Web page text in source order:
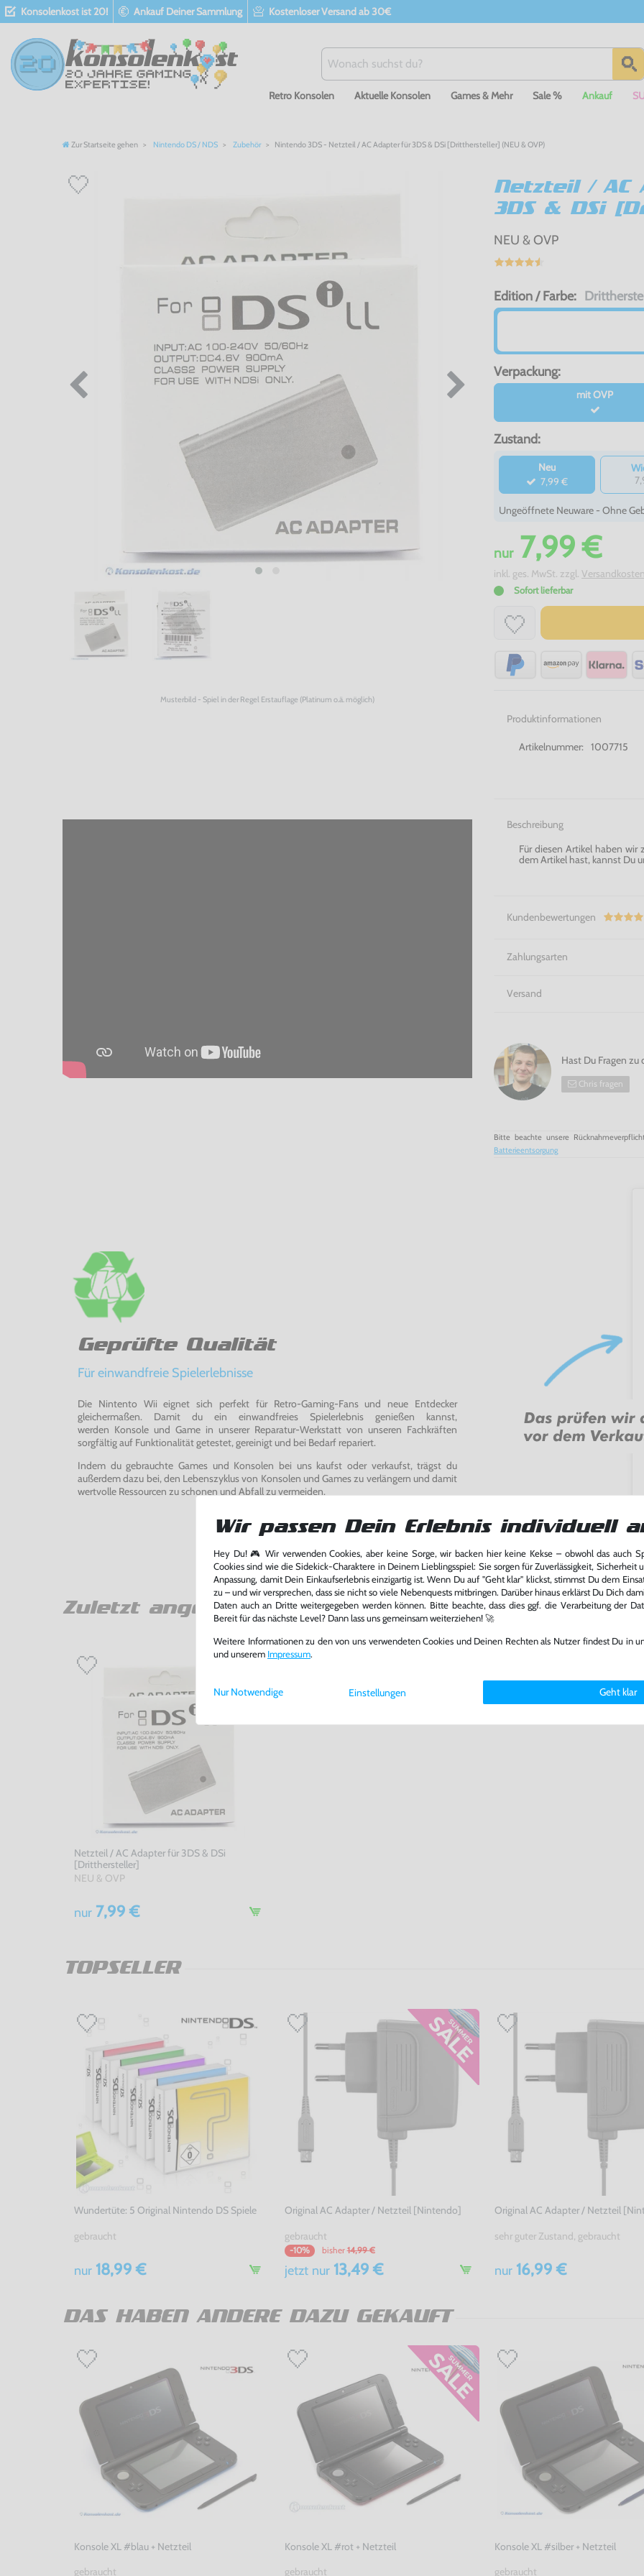
Konsolenkost ist 20! Ankauf Deiner Sammlung Kostenloser Versand ab 30€
Retro Konsolen Aktuelle Konsolen Games & Mehr Sale % Ankauf
Zur Startseite gehen Nintendo DS / NDS Zubehör Nintendo 3DS - Netzteil / AC Adapter für 3DS & DSi [Dritthersteller] (NEU & OVP)
Musterbild - Spiel in der Regel Erstauflage (Platinum o.ä. möglich)
Netzteil / AC
3DS & DSi
NEU & OVP
Edition / Farbe:
Verpackung:
mit OVP
Zustand:
Neu
7,99 €
Ungeöffnete Neuware - Ohne
nur7,99 €
inkl. ges. MwSt. zzgl. Versandkosten
Sofort lieferbar
Produktinformationen
Artikelnummer: 1007715
Beschreibung
Für diesen Artikel haben wir
dem Artikel hast, kannst Du
Kundenbewertungen
Zahlungsarten
Versand
Hast Du Fragen zu
Chris fragen
Bitte beachte unsere
Batterieentsorgung
Geprüfte Qualität
Für einwandfreie Spielerlebnisse
Die Nintento Wii eignet sich perfekt für Retro-Gaming-Fans und neue Entdecker
gleichermaßen. Damit du ein einwandfreies Spielerlebnis genießen kannst,
werden Konsole und Game in unserer Reparatur-Werkstatt von unseren Fachkräften
sorgfältig auf Funktionalität getestet, gereinigt und bei Bedarf repariert.
Indem du gebrauchte Games und Konsolen bei uns kaufst oder verkaufst, trägst du
außerdem dazu bei, den Lebenszyklus von Konsolen und Games zu verlängern und damit
wertvolle Ressourcen zu schonen und Abfall zu vermeiden.
Zuletzt angesehen
Netzteil / AC Adapter für 3DS & DSi
[Dritthersteller]
NEU & OVP
nur 7,99 €
TOPSELLER
Wundertüte: 5 Original Nintendo DS Spiele
gebraucht
nur 18,99 €
Original AC Adapter / Netzteil [Nintendo]
gebraucht
-10% bisher 14,99 €
jetzt nur13,49 €
Original AC Adapter / Netzteil
sehr guter Zustand, gebraucht
nur 16,99 €
DAS HABEN ANDERE DAZU GEKAUFT
Konsole XL #blau + Netzteil
gebraucht
Konsole XL #rot + Netzteil
gebraucht
Konsole XL #silber + Netzteil
gebraucht
Wir passen Dein Erlebnis individuell
Hey Du! 🎮 Wir verwenden Cookies, aber keine Sorge, wir backen hier keine Kekse – obwohl das auch
Cookies sind wie die Sidekick-Charaktere in Deinem Lieblingsspiel: Sie sorgen für Zuverlässigkeit, Sicherheit
Anpassung, damit Dein Einkaufserlebnis einzigartig ist. Wenn Du auf "Geht klar" klickst, stimmst Du dem
zu – und wir versprechen, dass sie nicht so viele Nebenquests mitbringen. Darüber hinaus erklärst Du Dich
Daten auch an Dritte weitergegeben werden können. Bitte beachte, dass dies ggf. die Verarbeitung der
Bereit für das nächste Level? Dann lass uns gemeinsam weiterziehen! 🚀
Weitere Informationen zu den von uns verwendeten Cookies und Deinen Rechten als Nutzer findest Du in
und unserem Impressum.
Einstellungen Geht klar
Nur Notwendige